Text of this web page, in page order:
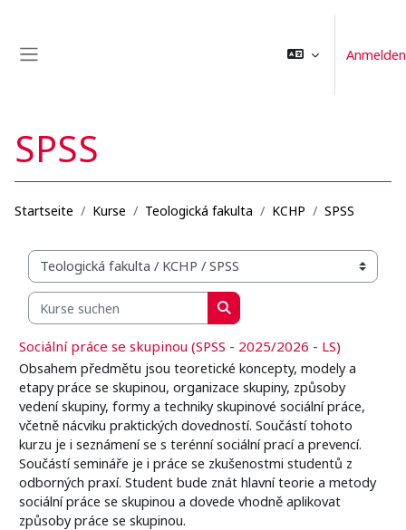
Anmelden
SPSS
Startseite Kurse Teologická fakulta KCHP SPSS
Kursbereiche
Kurse suchen
Kurse suchen
Sociální práce se skupinou (SPSS - 2025/2026 - LS)
Obsahem předmětu jsou teoretické koncepty, modely a
etapy práce se skupinou, organizace skupiny, způsoby
vedení skupiny, formy a techniky skupinové sociální práce,
včetně nácviku praktických dovedností. Součástí tohoto
kurzu je i seznámení se s terénní sociální prací a prevencí.
Součástí semináře je i práce se zkušenostmi studentů z
odborných praxí. Student bude znát hlavní teorie a metody
sociální práce se skupinou a dovede vhodně aplikovat
způsoby práce se skupinou.